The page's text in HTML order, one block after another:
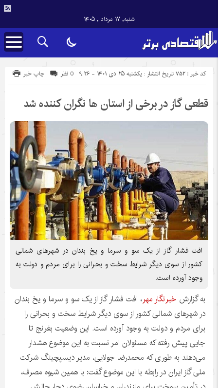
شنبه, ۱۷ مرداد , ۱۴۰۵
تاریخ انتشار : یکشنبه ۲۵ دی ۱۴۰۱ - ۹:۲۶ کد خبر : 752 چاپ خبر 0 نظر
قطعی گاز در برخی از استان ها نگران کننده شد
افت فشار گاز از یک سو و سرما و یخ بندان در شهرهای شمالی
کشور از سوی دیگر شرایط سخت و بحرانی را برای مردم و دولت به
وجود آورده است.
به گزارش خبرنگار مهر، افت فشار گاز از یک سو و سرما و یخ بندان
در شهرهای شمالی کشور از سوی دیگر شرایط سخت و بحرانی را
برای مردم و دولت به وجود آورده است. این وضعیت بغرنج تا
جایی پیش رفته که مسئولان امر نسبت به این موضوع هشدار
می‌دهند به طوری که محمدرضا جولایی، مدیردیسپچینگشرکت
ملی گاز ایران در رابطه با این موضوع گفت: با همین شیوه مصرف،